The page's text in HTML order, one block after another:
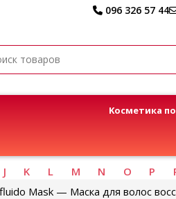
096 326 57 44
Kосметика
J K L M N O P
Mask — Маска для волос